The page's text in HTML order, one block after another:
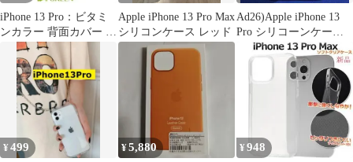
iPhone 13 Pro：ビタミ
ンカラー 背面カバー ソ
フトケース★グリーン
Apple iPhone 13 Pro Max
シリコンケース レッド
Ad26)Apple iPhone 13
Pro シリコーンケース
アビスブルー
¥499 ¥5,880 ¥ 948